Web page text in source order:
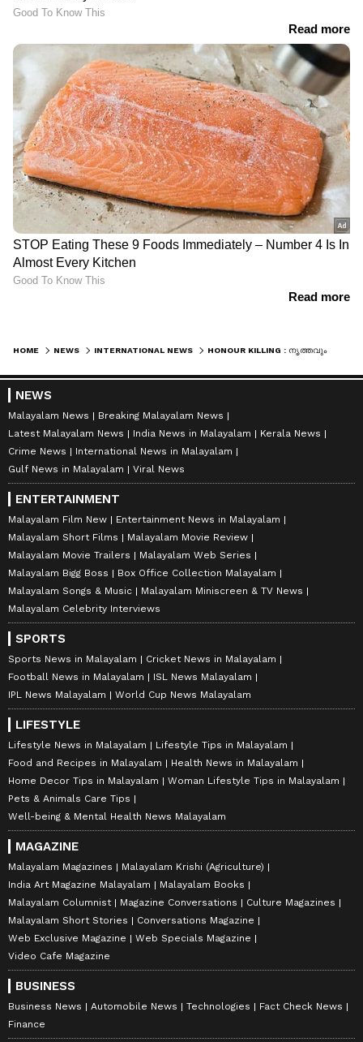
HOME NEWS INTERNATIONAL NEWS
NEWS
Malayalam News
Breaking Malayalam News
Latest Malayalam News
India News in Malayalam
Kerala News
Crime News
International News in Malayalam
Gulf News in Malayalam
Viral News
ENTERTAINMENT
Malayalam Film New
Entertainment News in Malayalam
Malayalam Short Films
Malayalam Movie Review
Malayalam Movie Trailers
Malayalam Web Series
Malayalam Bigg Boss
Box Office Collection Malayalam
Malayalam Songs & Music
Malayalam Miniscreen & TV News
Malayalam Celebrity Interviews
SPORTS
Sports News in Malayalam
Cricket News in Malayalam
Football News in Malayalam
ISL News Malayalam
IPL News Malayalam
World Cup News Malayalam
LIFESTYLE
Lifestyle News in Malayalam
Lifestyle Tips in Malayalam
Food and Recipes in Malayalam
Health News in Malayalam
Home Decor Tips in Malayalam
Woman Lifestyle Tips in Malayalam
Pets & Animals Care Tips
Well-being & Mental Health News Malayalam
MAGAZINE
Malayalam Magazines
Malayalam Krishi (Agriculture)
India Art Magazine Malayalam
Malayalam Books
Malayalam Columnist
Magazine Conversations
Culture Magazines
Malayalam Short Stories
Conversations Magazine
Web Exclusive Magazine
Web Specials Magazine
Video Cafe Magazine
BUSINESS
Business News Automobile News Technologies
Fact Check News
Finance